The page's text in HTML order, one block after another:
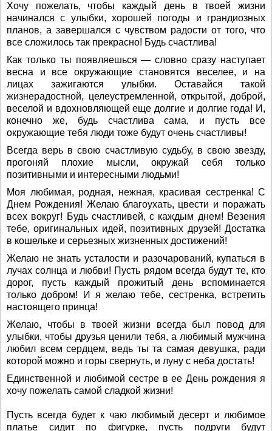
Хочу пожелать, чтобы каждый день в твоей жизни
начинался с улыбки, хорошей погоды и грандиозных
планов, а завершался с чувством радости от того, что
все сложилось так прекрасно! Будь счастлива!
Как только ты появляешься — словно сразу наступает
весна и все окружающие становятся веселее, и на
лицах зажигаются улыбки. Оставайся такой
жизнерадостной, целеустремленной, открытой, доброй,
веселой и вдохновляющей еще долгие и долгие года! И,
конечно же, будь счастлива сама, и пусть все
окружающие тебя люди тоже будут очень счастливы!
Всегда верь в свою счастливую судьбу, в свою звезду,
прогоняй плохие мысли, окружай себя только
позитивными и интересными людьми!
Моя любимая, родная, нежная, красивая сестренка! C
Днем Рождения! Желаю благоухать, цвести и поражать
всех вокруг! Будь счастливей, с каждым днем! Везения
тебе, оригинальных идей, позитивных друзей! Достатка
в кошельке и серьезных жизненных достижений!
Желаю не знать усталости и разочарований, купаться в
лучах солнца и любви! Пусть рядом всегда будут те, кто
дорог, пусть каждый прожитый день вспоминается
только добром! И я желаю тебе, сестренка, встретить
настоящего принца!
Желаю, чтобы в твоей жизни всегда был повод для
улыбки, чтобы друзья ценили тебя, а любимый мужчина
любил всем сердцем, ведь ты та самая девушка, ради
которой можно и горы свернуть, и луну с неба достать!
Единственной и любимой сестре в ее День рождения я
хочу пожелать самой сладкой жизни!
Пусть всегда будет к чаю любимый десерт и любимое
платье сидит по фигурке, пусть подруги будут